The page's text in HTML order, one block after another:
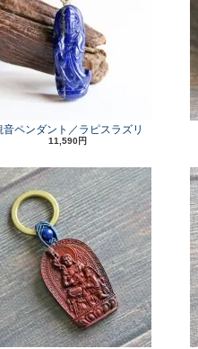
音ペンダント／ラピスラズリ
11,590円